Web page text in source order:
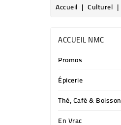
Accueil Culturel
ACCUEIL NMC
Promos
Épicerie
Thé, Café & Boisson
En Vrac